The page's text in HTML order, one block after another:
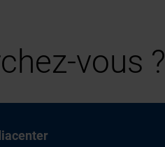
vous ?